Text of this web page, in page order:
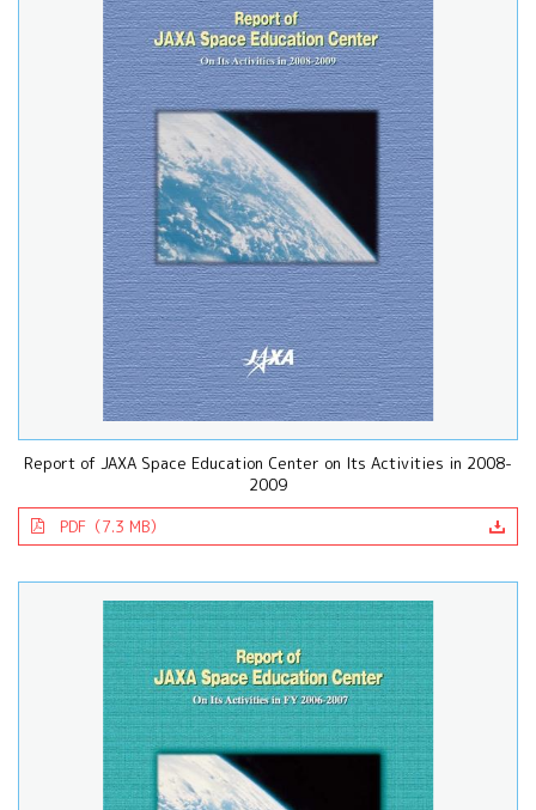
Report of JAXA Space Education Center on Its Activities in 2008-
2009
PDF（7.3 MB）